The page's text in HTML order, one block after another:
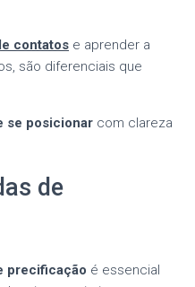
contatos e aprender a
são diferenciais que
se posicionar com clareza
de
precificação é essencial